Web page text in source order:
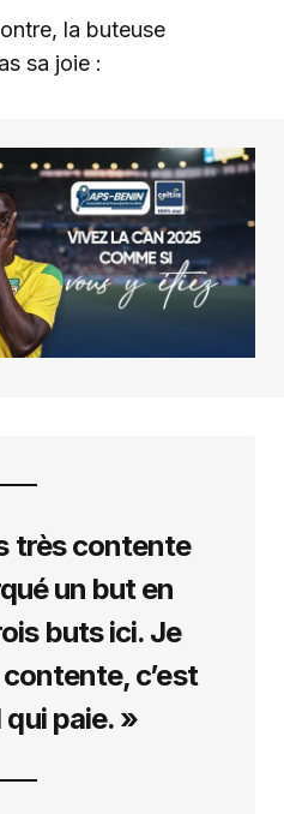
la buteuse
sa joie :
très contente
un but en
buts ici. Je
c’est
paie. »